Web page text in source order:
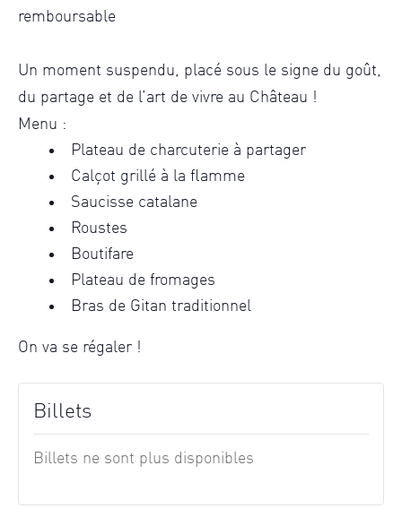
remboursable
Un moment suspendu, placé sous le signe du goût,
du partage et de l’art de vivre au Château !
Menu :
Plateau de charcuterie à partager
Calçot grillé à la flamme
Saucisse catalane
Roustes
Boutifare
Plateau de fromages
Bras de Gitan traditionnel
On va se régaler !
Billets
Billets ne sont plus disponibles